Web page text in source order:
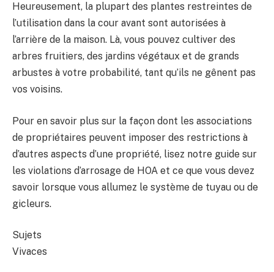
Heureusement, la plupart des plantes restreintes de
l’utilisation dans la cour avant sont autorisées à
l’arrière de la maison. Là, vous pouvez cultiver des
arbres fruitiers, des jardins végétaux et de grands
arbustes à votre probabilité, tant qu’ils ne gênent pas
vos voisins.
Pour en savoir plus sur la façon dont les associations
de propriétaires peuvent imposer des restrictions à
d’autres aspects d’une propriété, lisez notre guide sur
les violations d’arrosage de HOA et ce que vous devez
savoir lorsque vous allumez le système de tuyau ou de
gicleurs.
Sujets
Vivaces